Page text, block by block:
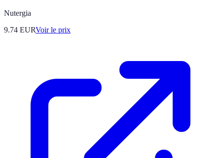
Nutergia
9.74 EURVoir le prix